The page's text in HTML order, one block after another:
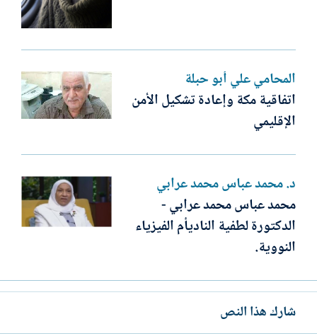
المحامي علي أبو حبلة
اتفاقية مكة وإعادة تشكيل الأمن
الإقليمي
د. محمد عباس محمد عرابي
محمد عباس محمد عرابي -
الدكتورة لطفية الناديأم الفيزياء
النووية.
شارك هذا النص